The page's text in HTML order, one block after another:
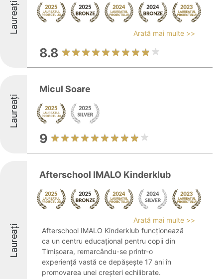
Laureați Arată mai multe >>
8.8
Laureați
Micul Soare
9
Laureați
Afterschool IMALO Kinderklub
Arată mai multe >>
Afterschool IMALO Kinderklub funcționează
ca un centru educațional pentru copii din
Timișoara, remarcându-se printr-o
experiență vastă ce depășește 17 ani în
promovarea unei creșteri echilibrate.